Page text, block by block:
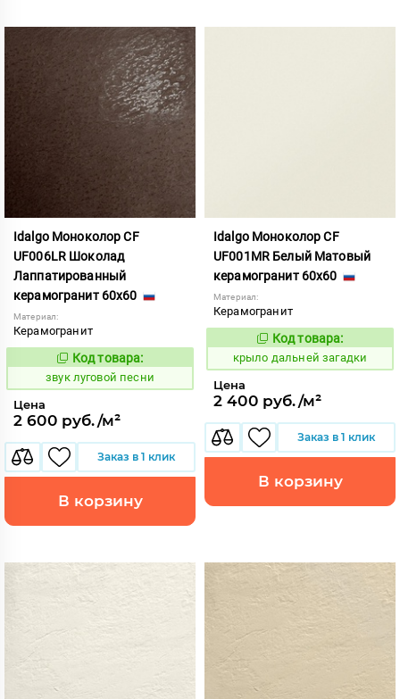
Idalgo Моноколор CF
UF006LR Шоколад
Лаппатированный
керамогранит 60x60
Материал:
Керамогранит
474944
Код товара:
звук луговой песни
Цена
2 600 руб./м²
Заказ в 1 клик
В корзину
Idalgo Моноколор CF
UF001MR Белый Матовый
керамогранит 60x60
Материал:
Керамогранит
831152
Код товара:
крыло дальней загадки
Цена
2 400 руб./м²
Заказ в 1 клик
В корзину